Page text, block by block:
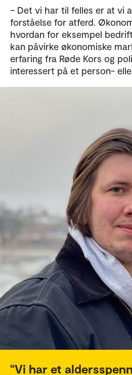
– Det vi har til felles er at vi
forståelse for atferd.
hvordan for eksempel
kan påvirke økonomiske
erfaring fra Røde Kors og
interessert på et person-
Vi har et